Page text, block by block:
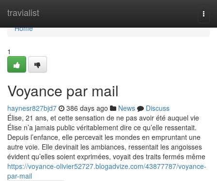
travialist
Home
Home
1
Voyance par mail
haynesr827bjd7 386 days ago News
Discuss
Élise, 21 ans, et cette sensation de ne pas avoir été auquel vie
Élise n’a jamais public véritablement dire ce qu’elle ressentait.
Depuis l’enfance, elle percevait les mondes en empruntant une
autre voie. Elle devinait les ambiances, ressentait les angoisses
évident qu’elles soient exprimées, voyait des traits fermés même
https://voyance-olivier52727.blogadvize.com/43877787/voyance-
par-mail